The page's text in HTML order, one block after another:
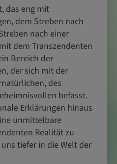
das eng mit
dem Streben nach
nach einer
dem Transzendenten
Bereich der
der sich mit der
des
befasst.
Erklärungen hinaus
unmittelbare
Realität zu
tiefer in die Welt der